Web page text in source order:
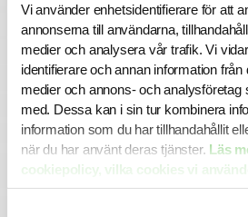
Vi använder enhetsidentifierare för att
annonserna till användarna,
medier och analysera vår trafik. Vi
identifierare och annan information från
medier och annons- och analysföretag
med. Dessa kan i sin tur kombinera
information som du har tillhandahållit
när du har använt deras tjänster. Läs
cookiepolicy, vilka cookies vi
här.
Ansökan
För mer information om tjänsten är
kontakta Atena Kamaliha. Vi
tjänsten kan komma att tillsättas
har gått ut. Sista ansökningsdag är
Varmt välkommen med din ansökan!